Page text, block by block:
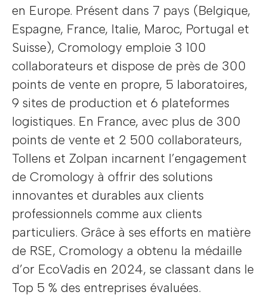
en Europe. Présent dans 7 pays (Belgique,
Espagne, France, Italie, Maroc, Portugal et
Suisse), Cromology emploie 3 100
collaborateurs et dispose de près de 300
points de vente en propre, 5 laboratoires,
9 sites de production et 6 plateformes
logistiques. En France, avec plus de 300
points de vente et 2 500 collaborateurs,
Tollens et Zolpan incarnent l’engagement
de Cromology à offrir des solutions
innovantes et durables aux clients
professionnels comme aux clients
particuliers. Grâce à ses efforts en matière
de RSE, Cromology a obtenu la médaille
d’or EcoVadis en 2024, se classant dans le
Top 5 % des entreprises évaluées.